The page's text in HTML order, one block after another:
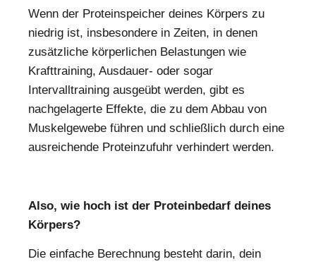
Wenn der Proteinspeicher deines Körpers zu
niedrig ist, insbesondere in Zeiten, in denen
zusätzliche körperlichen Belastungen wie
Krafttraining, Ausdauer- oder sogar
Intervalltraining ausgeübt werden, gibt es
nachgelagerte Effekte, die zu dem Abbau von
Muskelgewebe führen und schließlich durch eine
ausreichende Proteinzufuhr verhindert werden.
Also, wie hoch ist der Proteinbedarf deines
Körpers?
Die einfache Berechnung besteht darin, dein